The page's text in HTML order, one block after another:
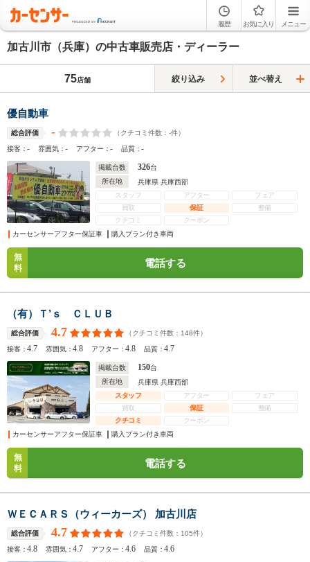
履歴 お気に入り メニュー
加古川市（兵庫）の中古車販売店・ディーラー
75店舗 絞り込み 並べ替え
優自動車
総合評価 - （クチコミ件数： -件）
接客：- 雰囲気：- アフター：- 品質：-
掲載台数 326台
所在地
兵庫県 兵庫西部
スタッフ
アフター
フェア
買取
保証
整備
クチコミ
クーポン
カーセンサーアフター保証車
購入プラン付き車両
無
料
電話する
（有）Ｔ’ｓ ＣＬＵＢ
総合評価 4.7 （クチコミ件数： 148件）
接客：4.7 雰囲気：4.8 アフター：4.8 品質：4.7
掲載台数 150台
所在地
兵庫県 兵庫西部
スタッフ
アフター
フェア
買取
保証
整備
クチコミ
クーポン
カーセンサーアフター保証車
購入プラン付き車両
無
料
電話する
ＷＥＣＡＲＳ（ウィーカーズ） 加古川店
総合評価 4.7 （クチコミ件数： 105件）
接客：4.8 雰囲気：4.7 アフター：4.6 品質：4.6